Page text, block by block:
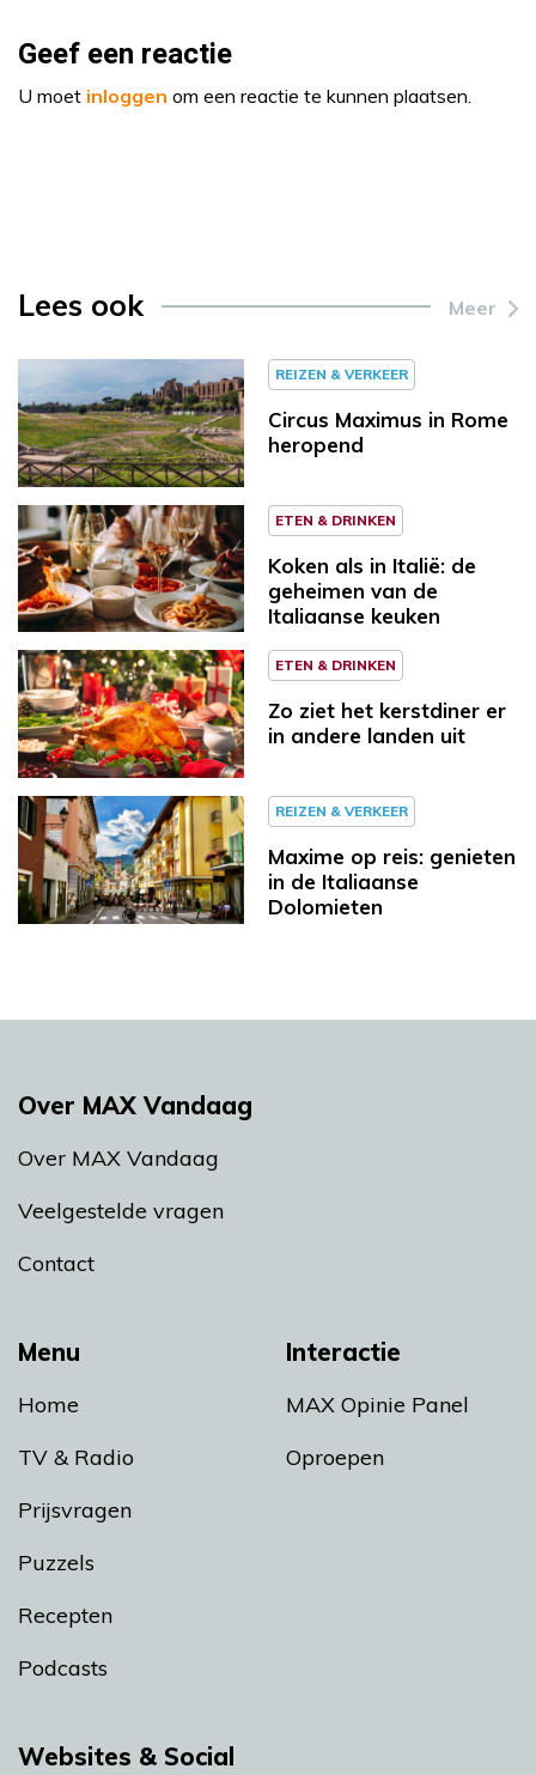
Geef een reactie
U moet inloggen om een reactie te kunnen plaatsen.
Lees ook Meer
REIZEN & VERKEER
Circus Maximus in Rome
heropend
ETEN & DRINKEN
Koken als in Italië: de
geheimen van de
Italiaanse keuken
ETEN & DRINKEN
Zo ziet het kerstdiner er
in andere landen uit
REIZEN & VERKEER
Maxime op reis: genieten
in de Italiaanse
Dolomieten
Menu
Home
TV & Radio
Prijsvragen
Puzzels
Recepten
Podcasts
Interactie
MAX Opinie Panel
Oproepen
Over MAX Vandaag
Over MAX Vandaag
Veelgestelde vragen
Contact
Websites & Social